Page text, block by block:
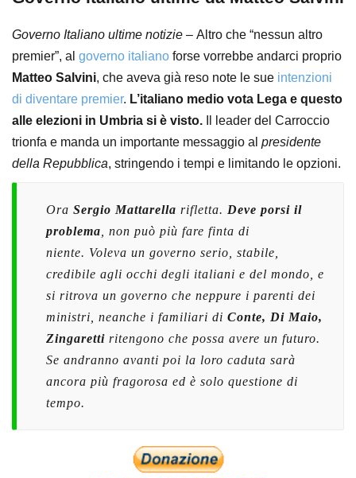
Governo Italiano ultime notizie – Altro che “nessun altro
premier”, al governo italiano forse vorrebbe andarci proprio
Matteo Salvini, che aveva già reso note le sue intenzioni
di diventare premier. L’italiano medio vota Lega e questo
alle elezioni in Umbria si è visto. Il leader del Carroccio
trionfa e manda un importante messaggio al presidente
della Repubblica, stringendo i tempi e limitando le opzioni.
Ora Sergio Mattarella rifletta. Deve porsi il
problema , non può più fare finta di
niente. Voleva un governo serio, stabile,
credibile agli occhi degli italiani e del mondo, e
si ritrova un governo che neppure i parenti dei
ministri, neanche i familiari di Conte, Di Maio,
Zingaretti ritengono che possa avere un futuro.
Se andranno avanti poi la loro caduta sarà
ancora più fragorosa ed è solo questione di
tempo.